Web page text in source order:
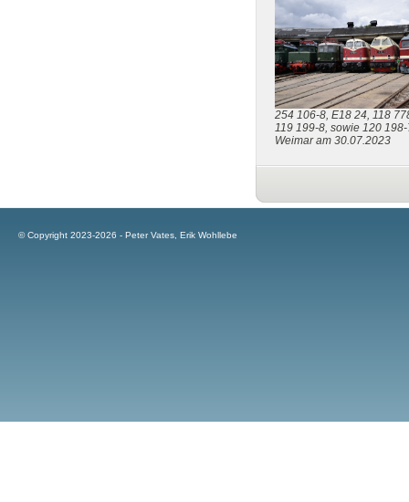
254 106-8, E18 24, 118
119 199-8, sowie 120
Weimar am 30.07.2023
© Copyright 2023-2026 - Peter Vates, Erik Wohllebe